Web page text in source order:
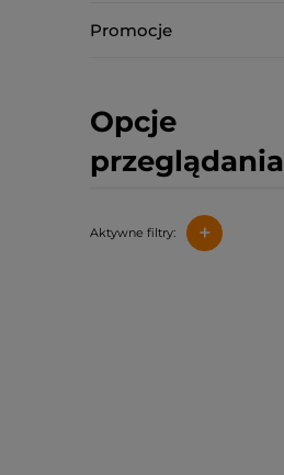
Promocje
Opcje
przeglądania
Aktywne filtry: +